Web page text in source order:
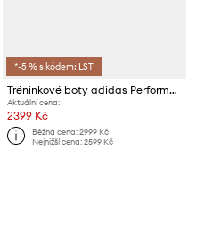
*-5 % s kódem: LST
Tréninkové boty adidas Performance Anthony Edwards 2
Aktuální cena:
2399 Kč
Běžná cena:2999 Kč
Nejnižší cena:2599 Kč